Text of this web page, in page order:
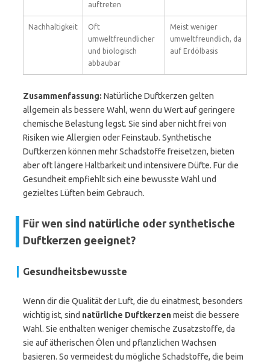
auftreten
Nachhaltigkeit
Oft
umweltfreundlicher
und biologisch
abbaubar
Meist weniger
umweltfreundlich, da
auf Erdölbasis
Zusammenfassung: Natürliche Duftkerzen gelten
allgemein als bessere Wahl, wenn du Wert auf geringere
chemische Belastung legst. Sie sind aber nicht frei von
Risiken wie Allergien oder Feinstaub. Synthetische
Duftkerzen können mehr Schadstoffe freisetzen, bieten
aber oft längere Haltbarkeit und intensivere Düfte. Für die
Gesundheit empfiehlt sich eine bewusste Wahl und
gezieltes Lüften beim Gebrauch.
Für wen sind natürliche oder synthetische
Duftkerzen geeignet?
Gesundheitsbewusste
Wenn dir die Qualität der Luft, die du einatmest, besonders
wichtig ist, sind natürliche Duftkerzenmeist die bessere
Wahl. Sie enthalten weniger chemische Zusatzstoffe, da
sie auf ätherischen Ölen und pflanzlichen Wachsen
basieren. So vermeidest du mögliche Schadstoffe, die beim